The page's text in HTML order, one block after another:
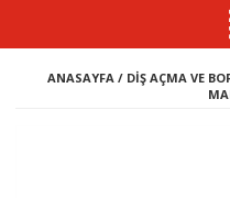
ANASAYFA/ DİŞ AÇMA VE